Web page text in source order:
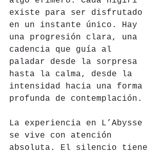
existe para ser disfrutado
en un instante único. Hay
una progresión clara, una
cadencia que guía al
paladar desde la sorpresa
hasta la calma, desde la
intensidad hacia una forma
profunda de contemplación.
La experiencia en L’Abysse
se vive con atención
absoluta. El silencio tiene